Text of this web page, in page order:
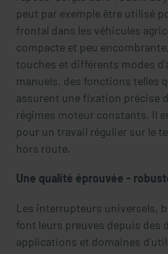
peut par exemple être utilisé
frontal dans les véhicules
compacte et peu
touches et différents modes
manuels, des fonctions telles
assurent une fixation précise
régimes moteur constants. Il
pour un travail régulier sur le
hors route.
Une qualité éprouvée -
Les interrupteurs universels,
font leurs preuves depuis des
applications et domaines